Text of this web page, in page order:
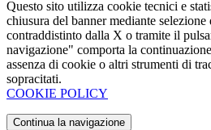
Questo sito utilizza cookie tecnici e
chiusura del banner mediante
contraddistinto dalla X o tramite il
navigazione" comporta la
assenza di cookie o altri strumenti di
sopracitati.
COOKIE POLICY
Continua la navigazione